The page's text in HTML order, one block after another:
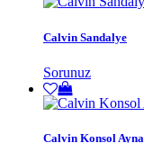
Calvin Sandalye
Sorunuz
Calvin Konsol Ayna